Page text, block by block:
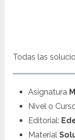
Todas las
Asignatura
Nivel o
Editorial:
Material